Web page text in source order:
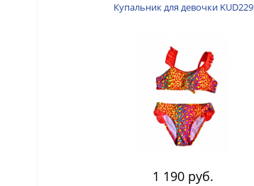
Купальник для девочки KUD229
1 190 руб.